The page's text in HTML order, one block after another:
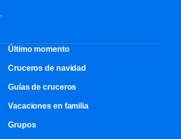
.
Último momento
Cruceros de navidad
Guías de cruceros
Vacaciones en familia
Grupos